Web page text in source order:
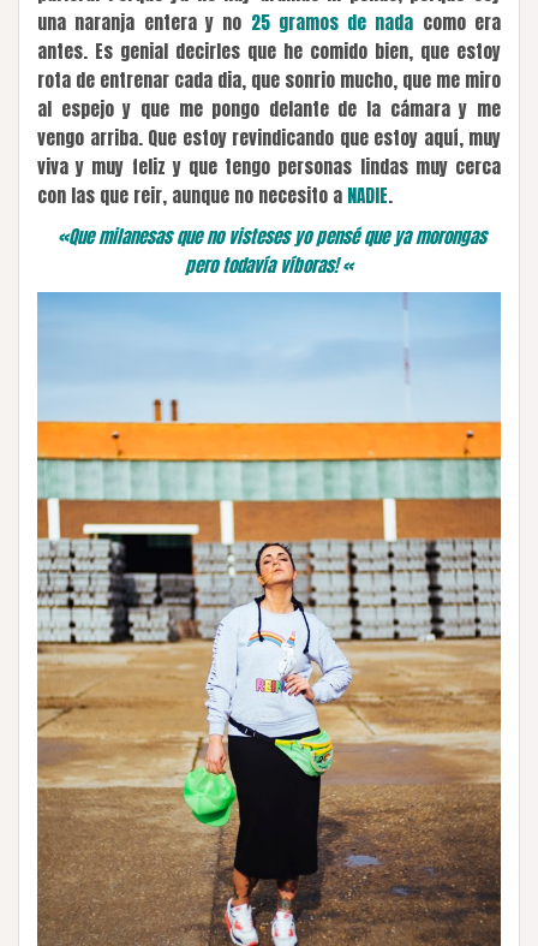
una naranja entera y no 25 gramos de nada como era
antes. Es genial decirles que he comido bien, que estoy
rota de entrenar cada dia, que sonrio mucho, que me miro
al espejo y que me pongo delante de la cámara y me
vengo arriba. Que estoy revindicando que estoy aquí, muy
viva y muy feliz y que tengo personas lindas muy cerca
con las que reir, aunque no necesito a NADIE.
«Que milanesas que no visteses yo pensé que ya morongas
pero todavía víboras! «